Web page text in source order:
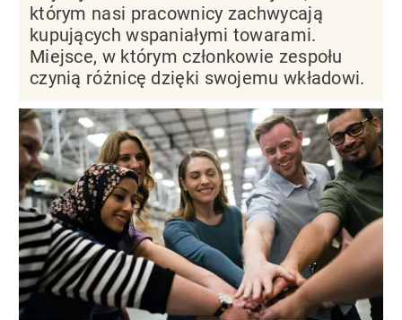
którym nasi pracownicy zachwycają
kupujących wspaniałymi towarami.
Miejsce, w którym członkowie zespołu
czynią różnicę dzięki swojemu wkładowi.